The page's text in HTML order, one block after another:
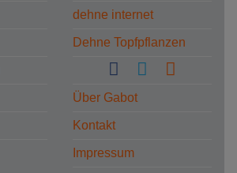
dehne internet
Dehne Topfpflanzen
Über Gabot
Kontakt
Impressum